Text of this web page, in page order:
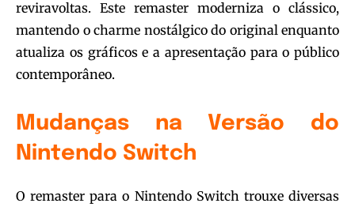
reviravoltas. Este remaster moderniza o clássico,
mantendo o charme nostálgico do original enquanto
atualiza os gráficos e a apresentação para o público
contemporâneo.
Mudanças na Versão do
Nintendo Switch
O remaster para o Nintendo Switch trouxe diversas